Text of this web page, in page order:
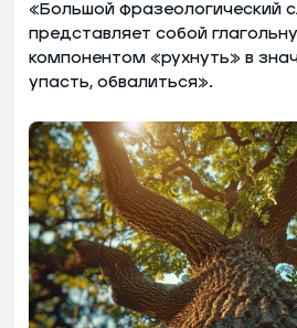
«Большой фразеологический
представляет собой
компонентом «рухнуть» в
упасть, обвалиться».